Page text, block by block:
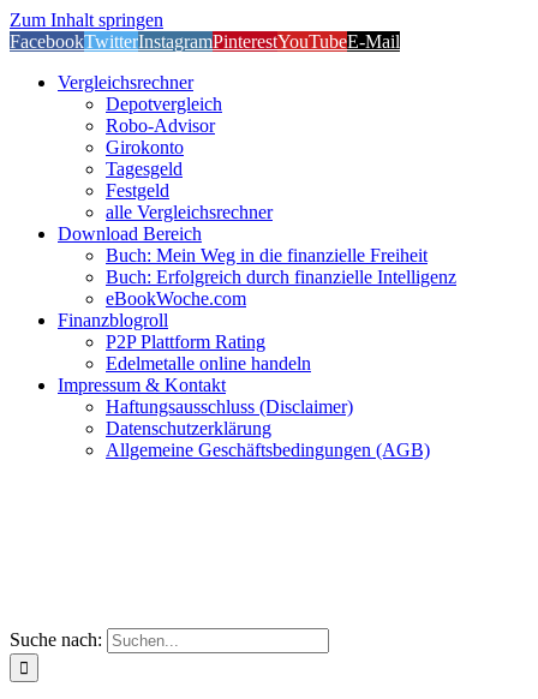
Zum Inhalt springen
FacebookTwitterInstagramPinterestYouTubeE-Mail
Vergleichsrechner
Depotvergleich
Robo-Advisor
Girokonto
Tagesgeld
Festgeld
alle Vergleichsrechner
Download Bereich
Buch: Mein Weg in die finanzielle Freiheit
Buch: Erfolgreich durch finanzielle Intelligenz
eBookWoche.com
Finanzblogroll
P2P Plattform Rating
Edelmetalle online handeln
Impressum & Kontakt
Haftungsausschluss (Disclaimer)
Datenschutzerklärung
Allgemeine Geschäftsbedingungen (AGB)
Suche nach: